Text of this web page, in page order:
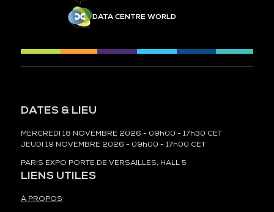
DATA CENTRE WORLD
DATES & LIEU
MERCREDI 18 NOVEMBRE 2026 - 09h00 - 17h30 CET
JEUDI 19 NOVEMBRE 2026 - 09h00 - 17h00 CET
PARIS EXPO PORTE DE VERSAILLES, HALL 5
LIENS UTILES
À PROPOS